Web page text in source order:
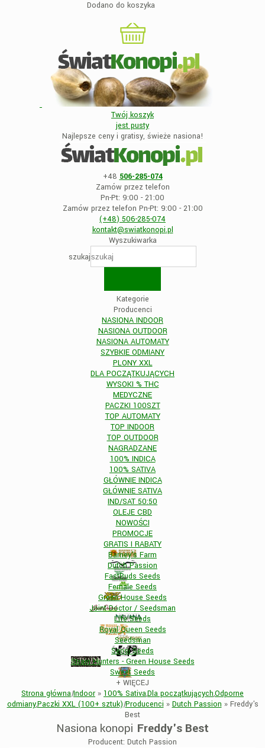
Dodano do koszyka
Twój koszyk
jest pusty
Najlepsze ceny i gratisy, świeże nasiona!
+48 506-285-074
Zamów przez telefon
Pn-Pt: 9:00 - 21:00
Zamów przez telefon Pn-Pt: 9:00 - 21:00
(+48) 506-285-074
kontakt@swiatkonopi.pl
Wyszukiwarka
szukaj
Kategorie
Producenci
NASIONA INDOOR
NASIONA OUTDOOR
NASIONA AUTOMATY
SZYBKIE ODMIANY
PLONY XXL
DLA POCZĄTKUJĄCYCH
WYSOKI % THC
MEDYCZNE
PACZKI 100SZT
TOP AUTOMATY
TOP INDOOR
TOP OUTDOOR
NAGRADZANE
100% INDICA
100% SATIVA
GŁÓWNIE INDICA
GŁÓWNIE SATIVA
IND/SAT 50:50
OLEJE CBD
NOWOŚCI
PROMOCJE
GRATIS I RABATY
Barney's Farm
Dutch Passion
FastBuds Seeds
Female Seeds
Green House Seeds
Joint Doctor / Seedsman
Life Seeds
Royal Queen Seeds
Seedsman
Sensi Seeds
Strain Hunters - Green House Seeds
Sweet Seeds
+ WIĘCEJ
Strona główna|Indoor » 100% Sativa,Dla początkujących,Odporne
odmiany,Paczki XXL (100+ sztuk)|Producenci » Dutch Passion » Freddy's
Best
Nasiona konopi Freddy's Best
Producent: Dutch Passion